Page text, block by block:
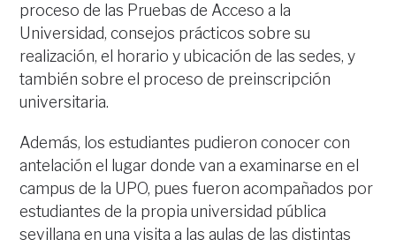
proceso de las Pruebas de Acceso a la
Universidad, consejos prácticos sobre su
realización, el horario y ubicación de las sedes, y
también sobre el proceso de preinscripción
universitaria.
Además, los estudiantes pudieron conocer con
antelación el lugar donde van a examinarse en el
campus de la UPO, pues fueron acompañados por
estudiantes de la propia universidad pública
sevillana en una visita a las aulas de las distintas